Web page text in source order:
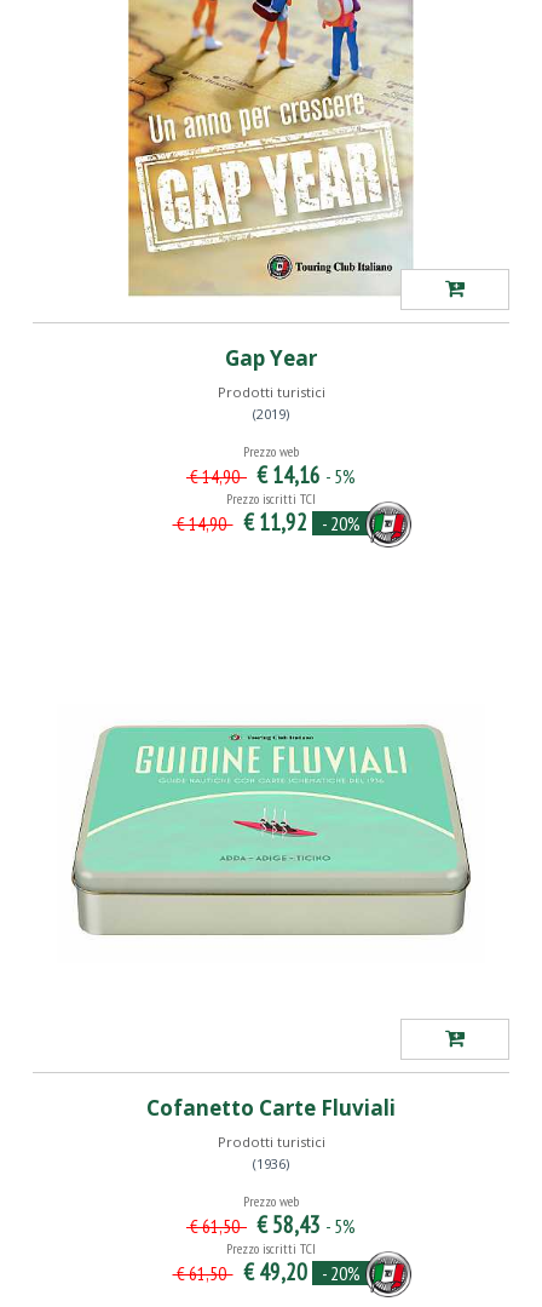
Gap Year
Prodotti turistici
(2019)
Prezzo web
€ 14,90 € 14,16 - 5%
Prezzo iscritti TCI
€ 14,90 € 11,92 - 20%
Cofanetto Carte Fluviali
Prodotti turistici
(1936)
Prezzo web
€ 61,50 € 58,43 - 5%
Prezzo iscritti TCI
€ 61,50 € 49,20 - 20%